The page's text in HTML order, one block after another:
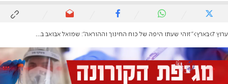
ערוץ 7 בארץ ''זוהי שעתו היפה של כוח החינוך וההוראה'': שמואל אבואב באגרת למורים